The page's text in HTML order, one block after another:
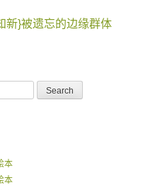
新}被遗忘的边缘群体
本
本